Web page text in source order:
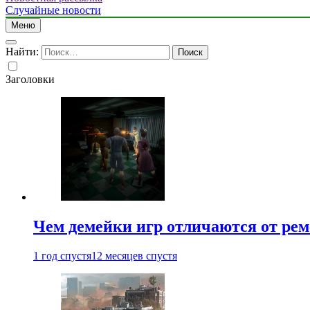
Случайные новости
Меню
Найти:
Заголовки
Чем демейки игр отличаются от
1 год спустя12 месяцев спустя